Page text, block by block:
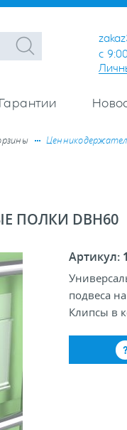
с
Гарантии
ПОЛКИ DBH60
Артикул:
подвеса
Клипсы в